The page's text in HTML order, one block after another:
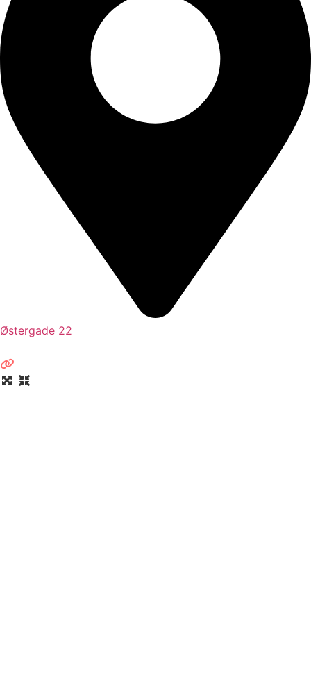
Østergade 22